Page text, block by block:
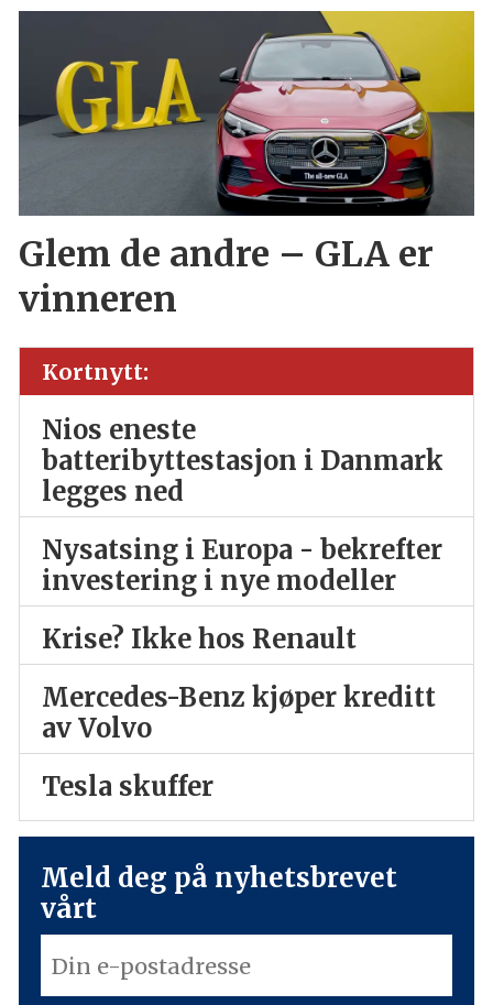
Glem de andre – GLA er
vinneren
Kortnytt:
Nios eneste
batteribyttestasjon i Danmark
legges ned
Nysatsing i Europa - bekrefter
investering i nye modeller
Krise? Ikke hos Renault
Mercedes-Benz kjøper kreditt
av Volvo
Tesla skuffer
Meld deg på nyhetsbrevet
vårt